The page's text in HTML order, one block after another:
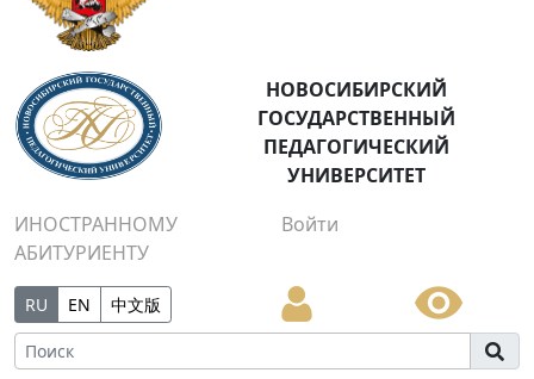
НОВОСИБИРСКИЙ
ГОСУДАРСТВЕННЫЙ
ПЕДАГОГИЧЕСКИЙ
УНИВЕРСИТЕТ
ИНОСТРАННОМУ
АБИТУРИЕНТУ
Войти
RU EN 中文版